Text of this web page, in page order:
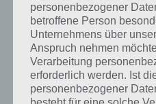
personenbezogener
betroffene Person
Unternehmens über
Anspruch nehmen
Verarbeitung
erforderlich werden. Ist
personenbezogener